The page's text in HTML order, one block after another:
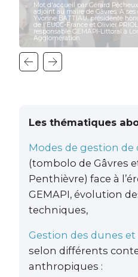
Mot d'accueil par Gérard
adjoint au maire de Gâvres. A ses
Yvonne BATTIAU, présidente
de l'EUCC-France et Olivier
responsable GEMAPI-Littoral à
Agglomération.
Les thématiques
Modes de gestion
(tombolo de Gâvres
Penthièvre) face à
GEMAPI, évolution
techniques,
Gestion des dunes
selon différents
anthropiques :